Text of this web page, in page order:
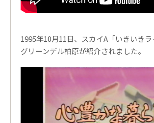
1995年10月11日、スカイA「いきいきラ
グリーンデル柏原が紹介されました。